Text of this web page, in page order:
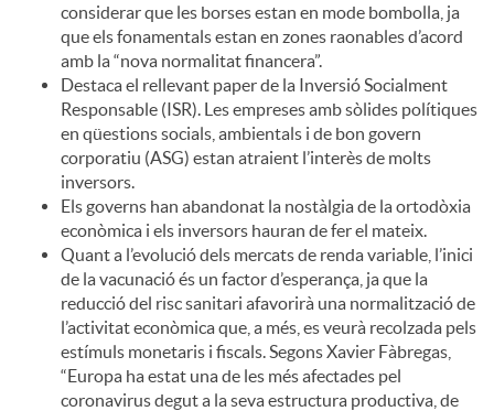
considerar que les borses estan en mode bombolla, ja
que els fonamentals estan en zones raonables d’acord
amb la “nova normalitat financera”.
Destaca el rellevant paper de la Inversió Socialment
Responsable (ISR). Les empreses amb sòlides polítiques
en qüestions socials, ambientals i de bon govern
corporatiu (ASG) estan atraient l’interès de molts
inversors.
Els governs han abandonat la nostàlgia de la ortodòxia
econòmica i els inversors hauran de fer el mateix.
Quant a l’evolució dels mercats de renda variable, l’inici
de la vacunació és un factor d’esperança, ja que la
reducció del risc sanitari afavorirà una normalització de
l’activitat econòmica que, a més, es veurà recolzada pels
estímuls monetaris i fiscals. Segons Xavier Fàbregas,
“Europa ha estat una de les més afectades pel
coronavirus degut a la seva estructura productiva, de